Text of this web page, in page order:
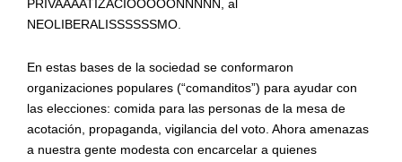
PRIVAAAATIZACIÓOOOONNNNN, al
NEOLIBERALISSSSSSMO.
En estas bases de la sociedad se conformaron
organizaciones populares (“comanditos”) para ayudar con
las elecciones: comida para las personas de la mesa de
acotación, propaganda, vigilancia del voto. Ahora amenazas
a nuestra gente modesta con encarcelar a quienes